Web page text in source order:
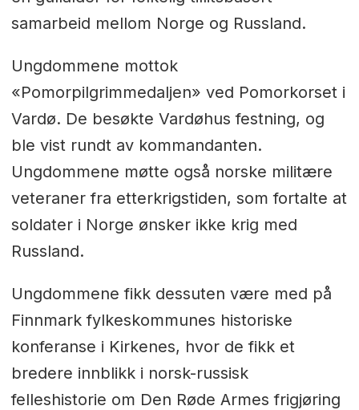
samarbeid mellom Norge og Russland.
Ungdommene mottok
«Pomorpilgrimmedaljen» ved Pomorkorset i
Vardø. De besøkte Vardøhus festning, og
ble vist rundt av kommandanten.
Ungdommene møtte også norske militære
veteraner fra etterkrigstiden, som fortalte at
soldater i Norge ønsker ikke krig med
Russland.
Ungdommene fikk dessuten være med på
Finnmark fylkeskommunes historiske
konferanse i Kirkenes, hvor de fikk et
bredere innblikk i norsk-russisk
felleshistorie om Den Røde Armes frigjøring